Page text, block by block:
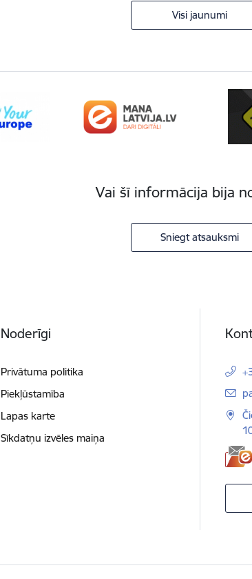
Visi jaunumi
Vai šī informācija bija
Sniegt atsauksmi
Noderīgi
Privātuma politika
Piekļūstamība
Lapas karte
Sīkdatņu izvēles maiņa